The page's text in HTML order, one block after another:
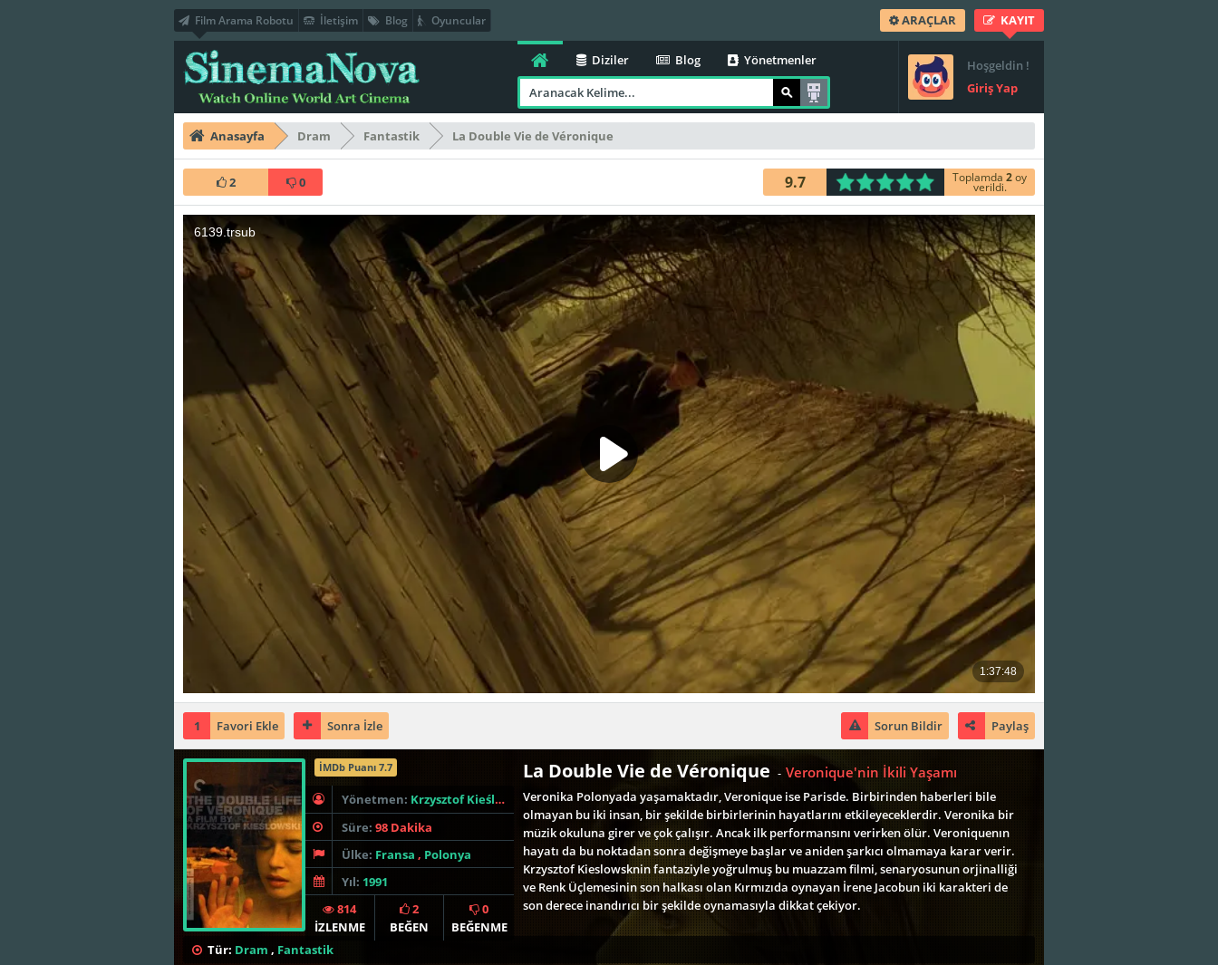
Film Arama Robotu İletişim Blog Oyuncular ARAÇLAR KAYIT
Hoşgeldin !
Giriş Yap
Diziler Blog Yönetmenler
Anasayfa Dram Fantastik La Double Vie de Véronique
2 0 9.7 Toplamda 2oy
verildi.
1 Favori Ekle Sonra İzle Paylaş
Sorun Bildir
İMDb Puanı 7.7
Yönetmen: Krzysztof Kieślowski
Süre: 98 Dakika
Ülke: Fransa , Polonya
Yıl: 1991
814
İZLENME
2
BEĞEN
0
BEĞENME
La Double Vie de Véronique - Veronique'nin İkili Yaşamı
Veronika Polonyada yaşamaktadır, Veronique ise Parisde. Birbirinden haberleri bile
olmayan bu iki insan, bir şekilde birbirlerinin hayatlarını etkileyeceklerdir. Veronika bir
müzik okuluna girer ve çok çalışır. Ancak ilk performansını verirken ölür. Veroniquenın
hayatı da bu noktadan sonra değişmeye başlar ve aniden şarkıcı olmamaya karar verir.
Krzysztof Kieslowsknin fantaziyle yoğrulmuş bu muazzam filmi, senaryosunun orjinalliği
ve Renk Üçlemesinin son halkası olan Kırmızıda oynayan İrene Jacobun iki karakteri de
son derece inandırıcı bir şekilde oynamasıyla dikkat çekiyor.
Tür: Dram , Fantastik